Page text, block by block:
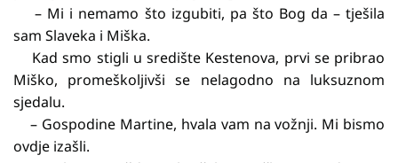
– Mi i nemamo što izgubiti, pa što Bog da – tješila
sam Slaveka i Miška.
Kad smo stigli u središte Kestenova, prvi se pribrao
Miško, promeškoljivši se nelagodno na luksuznom
sjedalu.
– Gospodine Martine, hvala vam na vožnji. Mi bismo
ovdje izašli.